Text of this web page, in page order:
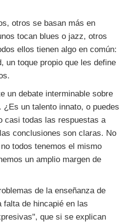
otros se basan más en
tocan blues o jazz, otros
ellos tienen algo en común:
un toque propio que les define
un debate interminable sobre
¿Es un talento innato, o puedes
casi todas las respuestas a
conclusiones son claras. No
todos tenemos el mismo
un amplio margen de
de la enseñanza de
falta de hincapié en las
que si se explican